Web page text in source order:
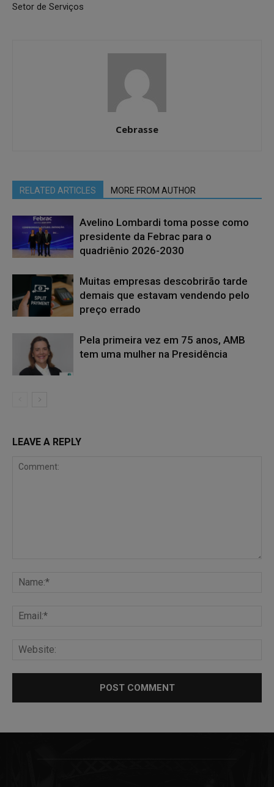
Setor de Serviços
Cebrasse
RELATED ARTICLES MORE FROM AUTHOR
Avelino Lombardi toma posse como
presidente da Febrac para o
quadriênio 2026-2030
Muitas empresas descobrirão tarde
demais que estavam vendendo pelo
preço errado
Pela primeira vez em 75 anos, AMB
tem uma mulher na Presidência
LEAVE A REPLY